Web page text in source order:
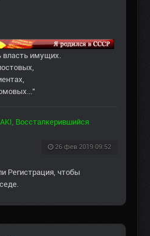
власть имущих.
Воссталкерившийся
26 фев 2019 09:52
Регистрация , чтобы